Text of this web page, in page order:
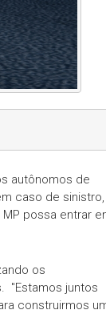
autônomos de
caso de sinistro,
possa entrar
os
"Estamos juntos
construirmos